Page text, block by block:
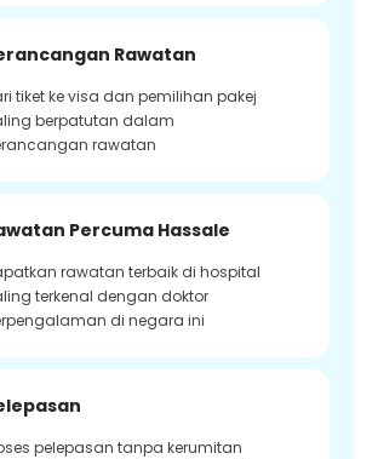
Rawatan
tiket ke visa dan pemilihan pakej
berpatutan dalam
rawatan
Percuma Hassale
rawatan terbaik di hospital
terkenal dengan doktor
di negara ini
pelepasan tanpa kerumitan